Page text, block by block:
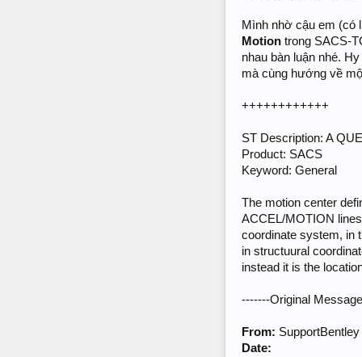
Mình nhờ cậu em (có
Motion trong SACS-
nhau bàn luận nhé.
mà cùng hướng về
++++++++++++
ST Description: A
Product: SACS
Keyword: General
The motion center
ACCEL/MOTION
coordinate system, in
in structuural
instead it is the
-------Original
From: SupportBentley
Date: